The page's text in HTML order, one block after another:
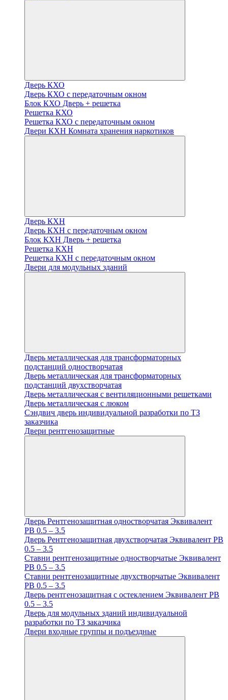
Дверь КХО
Дверь КХО с передаточным окном
Блок КХО Дверь + решетка
Решетка КХО
Решетка КХО с передаточным окном
Двери КХН Комната хранения наркотиков
Дверь КХН
Дверь КХН с передаточным окном
Блок КХН Дверь + решетка
Решетка КХН
Решетка КХН с передаточным окном
Двери для модульных зданий
Дверь металлическая для трансформаторных
подстанций одностворчатая
Дверь металлическая для трансформаторных
подстанций двухстворчатая
Дверь металлическая с вентиляционными решетками
Дверь металлическая с люком
Cэндвич дверь индивидуальной разработки по ТЗ
заказчика
Двери рентгенозащитные
Дверь Рентгенозащитная одностворчатая Эквивалент
PB 0.5 – 3.5
Дверь Рентгенозащитная двухстворчатая Эквивалент PB
0.5 – 3.5
Ставни рентгенозащитные одностворчатые Эквивалент
PB 0.5 – 3.5
Ставни рентгенозащитные двухстворчатые Эквивалент
PB 0.5 – 3.5
Дверь рентгенозащитная с остеклением Эквивалент PB
0.5 – 3.5
Дверь для модульных зданий индивидуальной
разработки по ТЗ заказчика
Двери входные группы и подъездные